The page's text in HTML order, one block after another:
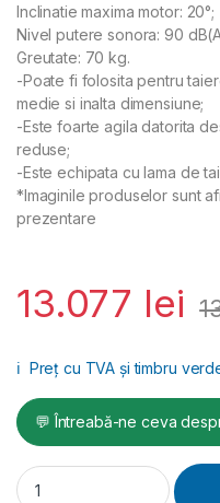
Inclinatie maxima motor: 20°;
Nivel putere sonora: 90
Greutate: 70 kg.
-Poate fi folosita pentru
medie si inalta dimensiune;
-Este foarte agila datorita
reduse;
-Este echipata cu lama de
*Imaginile produselor sunt
prezentare
13.077 lei
ℹ️ Preț cu TVA și timbru
💬 Întreabă-ne ceva
Mașină de tuns iarba